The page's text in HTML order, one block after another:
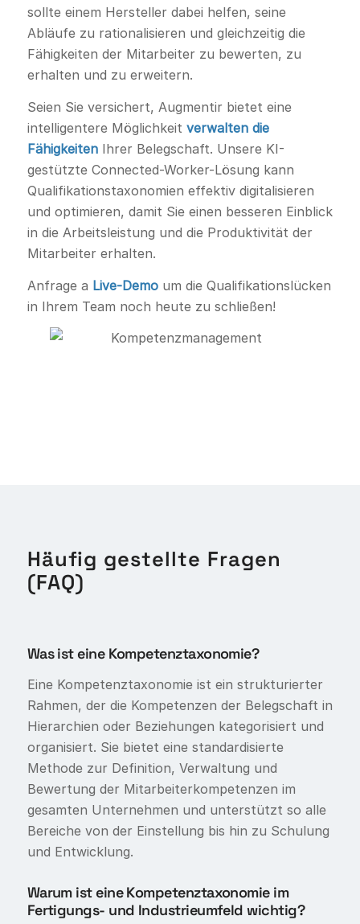
sollte einem Hersteller dabei helfen, seine
Abläufe zu rationalisieren und gleichzeitig die
Fähigkeiten der Mitarbeiter zu bewerten, zu
erhalten und zu erweitern.
Seien Sie versichert, Augmentir bietet eine
intelligentere Möglichkeit verwalten die
FähigkeitenIhrer Belegschaft. Unsere KI-
gestützte Connected-Worker-Lösung kann
Qualifikationstaxonomien effektiv digitalisieren
und optimieren, damit Sie einen besseren Einblick
in die Arbeitsleistung und die Produktivität der
Mitarbeiter erhalten.
Anfrage a Live-Demoum die Qualifikationslücken
in Ihrem Team noch heute zu schließen!
Häufig gestellte Fragen
(FAQ)
Was ist eine Kompetenztaxonomie?
Eine Kompetenztaxonomie ist ein strukturierter
Rahmen, der die Kompetenzen der Belegschaft in
Hierarchien oder Beziehungen kategorisiert und
organisiert. Sie bietet eine standardisierte
Methode zur Definition, Verwaltung und
Bewertung der Mitarbeiterkompetenzen im
gesamten Unternehmen und unterstützt so alle
Bereiche von der Einstellung bis hin zu Schulung
und Entwicklung.
Warum ist eine Kompetenztaxonomie im
Fertigungs- und Industrieumfeld wichtig?